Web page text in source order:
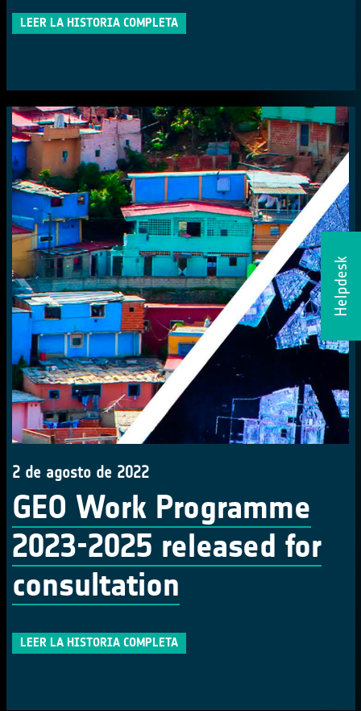
Helpdesk
LEER LA HISTORIA COMPLETA
2 de agosto de 2022
GEO Work Programme
2023-2025 released for
consultation
LEER LA HISTORIA COMPLETA